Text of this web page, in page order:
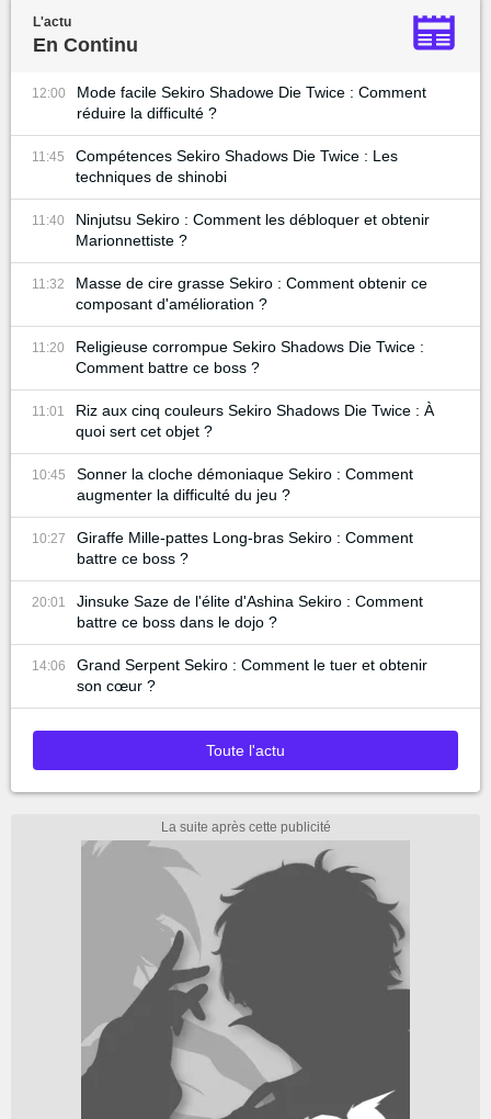
L'actu
En Continu
12:00
Mode facile Sekiro Shadowe Die Twice : Comment
réduire la difficulté ?
11:45
Compétences Sekiro Shadows Die Twice : Les
techniques de shinobi
11:40
Ninjutsu Sekiro : Comment les débloquer et obtenir
Marionnettiste ?
11:32
Masse de cire grasse Sekiro : Comment obtenir ce
composant d'amélioration ?
11:20
Religieuse corrompue Sekiro Shadows Die Twice :
Comment battre ce boss ?
11:01
Riz aux cinq couleurs Sekiro Shadows Die Twice : À
quoi sert cet objet ?
10:45
Sonner la cloche démoniaque Sekiro : Comment
augmenter la difficulté du jeu ?
10:27
Giraffe Mille-pattes Long-bras Sekiro : Comment
battre ce boss ?
20:01
Jinsuke Saze de l'élite d'Ashina Sekiro : Comment
battre ce boss dans le dojo ?
14:06
Grand Serpent Sekiro : Comment le tuer et obtenir
son cœur ?
Toute l'actu